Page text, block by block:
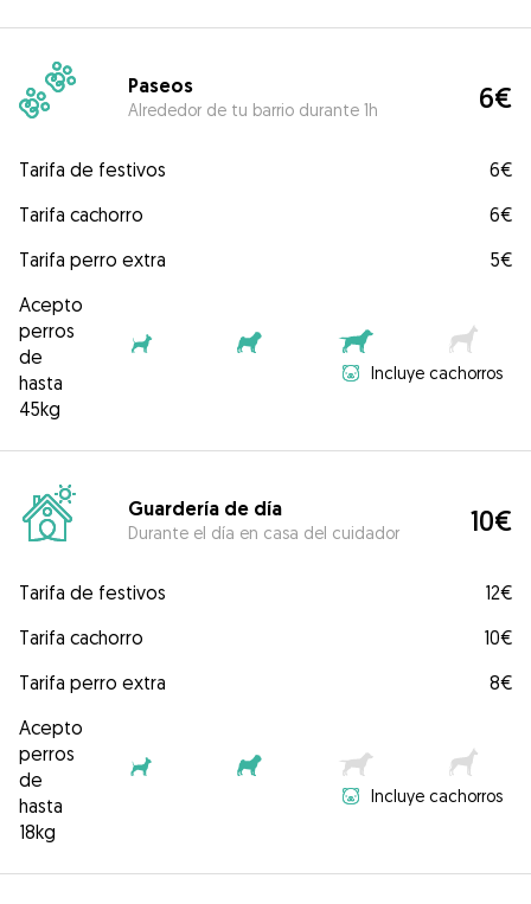
Paseos
Alrededor de tu barrio durante 1h 6€
Tarifa de festivos
6€
Tarifa cachorro
6€
Tarifa perro extra
5€
Acepto
perros
de
hasta
45kg
Incluye cachorros
Guardería de día
Durante el día en casa del cuidador 10€
Tarifa de festivos
12€
Tarifa cachorro
10€
Tarifa perro extra
8€
Acepto
perros
de
hasta
18kg
Incluye cachorros